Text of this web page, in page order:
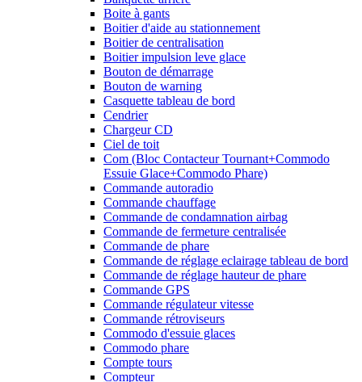
Boite à gants
Boitier d'aide au stationnement
Boitier de centralisation
Boitier impulsion leve glace
Bouton de démarrage
Bouton de warning
Casquette tableau de bord
Cendrier
Chargeur CD
Ciel de toit
Com (Bloc Contacteur Tournant+Commodo
Essuie Glace+Commodo Phare)
Commande autoradio
Commande chauffage
Commande de condamnation airbag
Commande de fermeture centralisée
Commande de phare
Commande de réglage eclairage tableau de bord
Commande de réglage hauteur de phare
Commande GPS
Commande régulateur vitesse
Commande rétroviseurs
Commodo d'essuie glaces
Commodo phare
Compte tours
Compteur